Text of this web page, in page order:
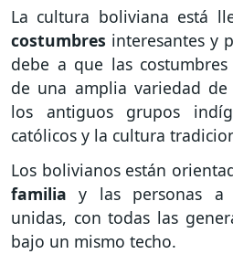
La cultura boliviana está
costumbres interesantes y
debe a que las
de una amplia variedad
los antiguos grupos
católicos y la cultura
Los bolivianos están
familiay las personas a
unidas, con todas las
bajo un mismo techo.